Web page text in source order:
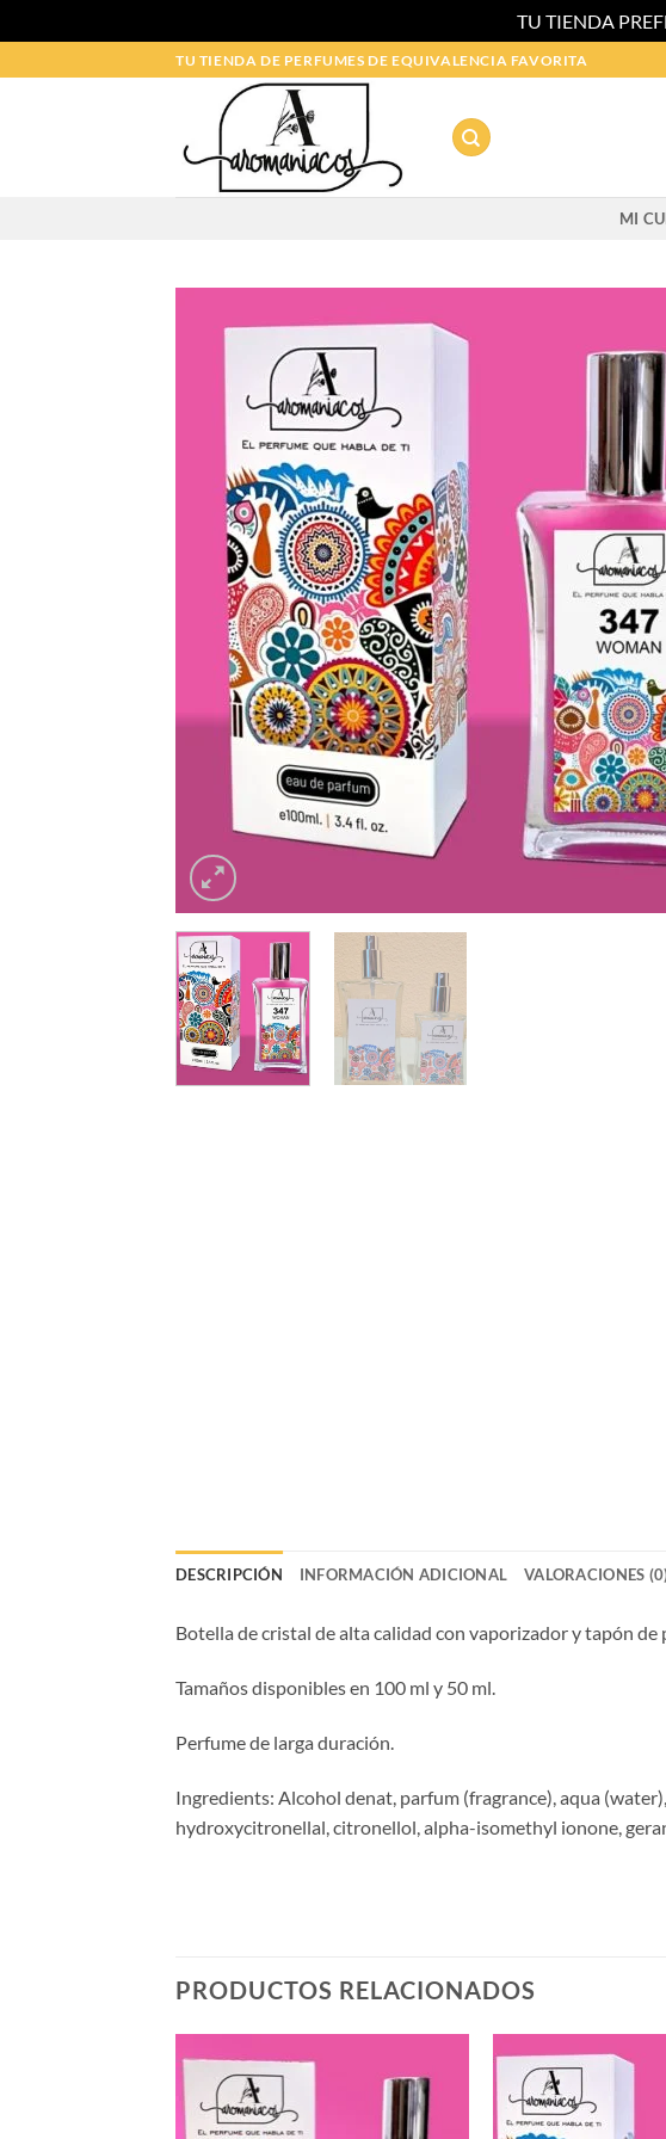
TU TIENDA
al
TU TIENDA DE PERFUMES DE EQUIVALENCIA FAVORITA
MI
DESCRIPCIÓN INFORMACIÓN ADICIONAL VALORACIONES
Botella de cristal de alta calidad con vaporizador y tapón de
Tamaños disponibles en 100 ml y 50 ml.
Perfume de larga duración.
Ingredients: Alcohol denat, parfum (fragrance), aqua
hydroxycitronellal, citronellol, alpha-isomethyl ionone,
PRODUCTOS RELACIONADOS